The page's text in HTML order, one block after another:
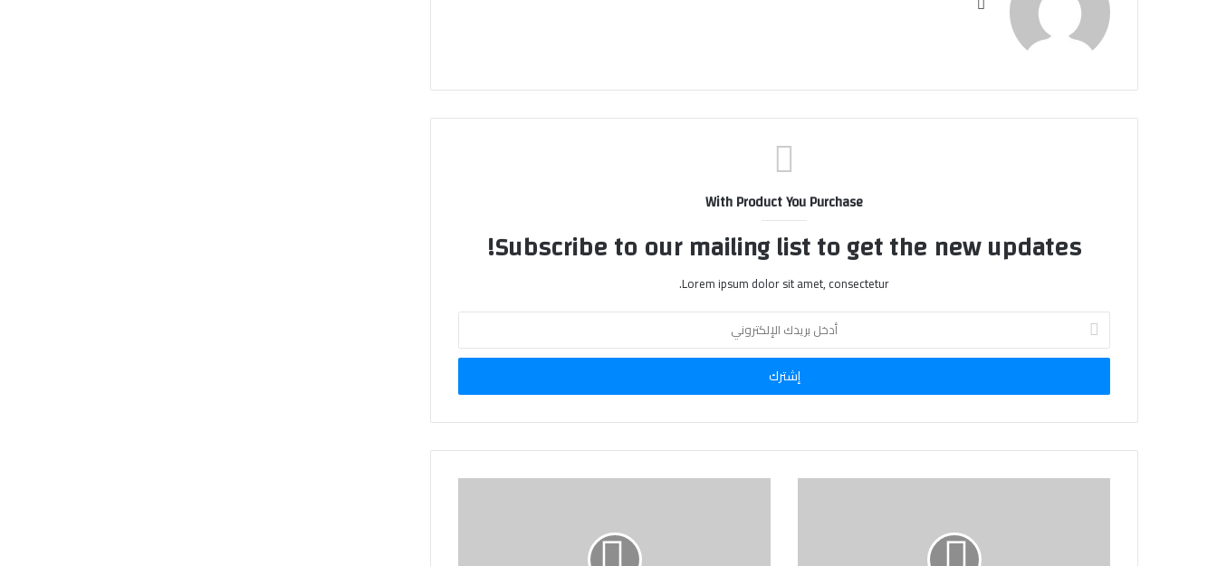
With Product You Purchase
Subscribe to our mailing list to get the new updates!
Lorem ipsum dolor sit amet, consectetur.
أدخل
بريدك
الإلكتروني